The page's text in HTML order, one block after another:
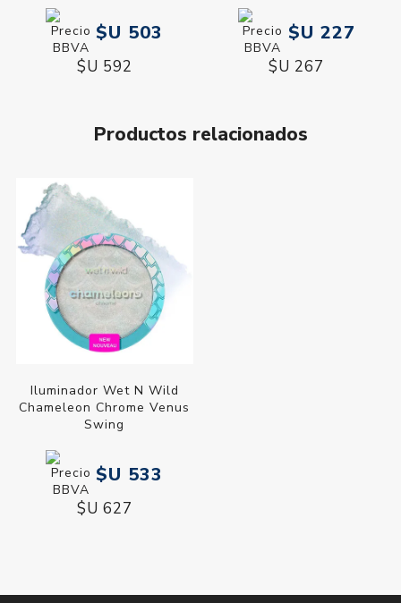
$U 503
$U 592
$U 227
$U 267
Productos relacionados
Iluminador Wet N Wild
Chameleon Chrome Venus
Swing
$U 533
$U 627